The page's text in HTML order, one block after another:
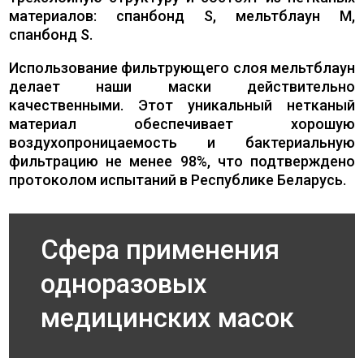
материалов: спанбонд S, мельтблаун M,
спанбонд S.
Использование фильтрующего слоя мельтблаун
делает наши маски действительно
качественными. Этот уникальный нетканый
материал обеспечивает хорошую
воздухопроницаемость и бактериальную
фильтрацию не менее 98%, что подтверждено
протоколом испытаний в Республике Беларусь.
Сфера применения
одноразовых
медицинских масок